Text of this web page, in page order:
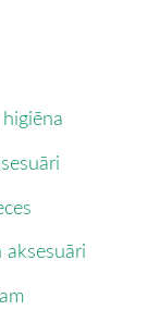
aksesuāri